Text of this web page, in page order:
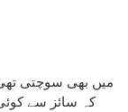
میں بھی سوچتی
کہ سائز سے